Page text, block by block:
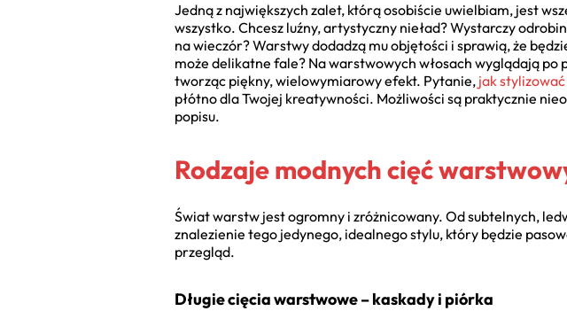
Jedną z największych zalet, którą osobiście uwielbiam, jest
wszystko. Chcesz luźny, artystyczny nieład? Wystarczy
na wieczór? Warstwy dodadzą mu objętości i sprawią, że
może delikatne fale? Na warstwowych włosach wyglądają
tworząc piękny, wielowymiarowy efekt. Pytanie, jak
płótno dla Twojej kreatywności. Możliwości są praktycznie
popisu.
Rodzaje modnych cięć
Świat warstw jest ogromny i zróżnicowany. Od subtelnych,
znalezienie tego jedynego, idealnego stylu, który będzie
przegląd.
Długie cięcia warstwowe – kaskady i piórka